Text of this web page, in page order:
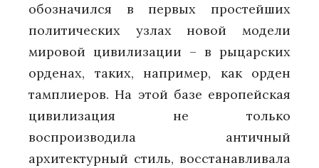
обозначился в первых простейших
политических узлах новой модели
мировой цивилизации – в рыцарских
орденах, таких, например, как орден
тамплиеров. На этой базе европейская
цивилизация не только
воспроизводила античный
архитектурный стиль, восстанавливала